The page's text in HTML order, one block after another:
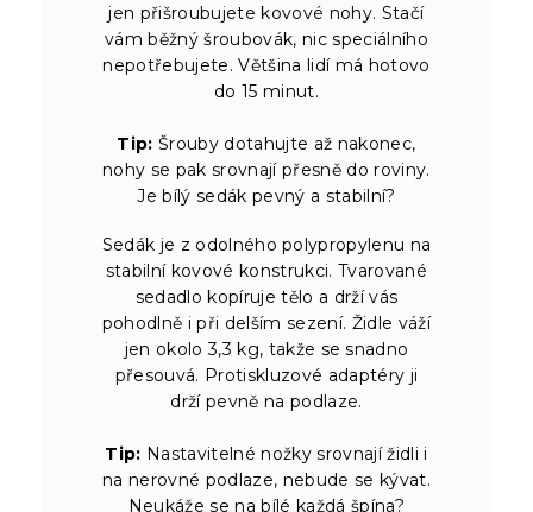
jen přišroubujete kovové nohy. Stačí
vám běžný šroubovák, nic speciálního
nepotřebujete. Většina lidí má hotovo
do 15 minut.
Tip: Šrouby dotahujte až nakonec,
nohy se pak srovnají přesně do roviny.
Je bílý sedák pevný a stabilní?
Sedák je z odolného polypropylenu na
stabilní kovové konstrukci. Tvarované
sedadlo kopíruje tělo a drží vás
pohodlně i při delším sezení. Židle váží
jen okolo 3,3 kg, takže se snadno
přesouvá. Protiskluzové adaptéry ji
drží pevně na podlaze.
Tip: Nastavitelné nožky srovnají židli i
na nerovné podlaze, nebude se kývat.
Neukáže se na bílé každá špína?